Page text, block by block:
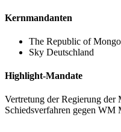
Kernmandanten
The Republic of
Sky Deutschland
Highlight-Mandate
Vertretung der Regierung
Schiedsverfahren gegen